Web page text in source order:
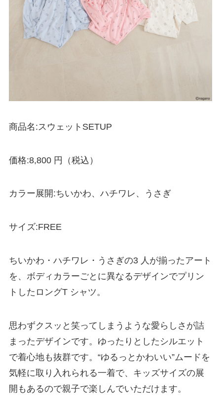
商品名:スウェットSETUP
価格:8,800 円（税込）
カラー展開:ちいかわ、ハチワレ、うさぎ
サイズ:FREE
ちいかわ・ハチワレ・うさぎの3 人が揃ったアート
を、ボディカラーごとに異なるデザインでプリン
トしたロングT シャツ。
思わずクスッと笑ってしまうような愛らしさが詰
まったデザインです。ゆったりとしたシルエット
で着心地も抜群です。“ゆるっとかわいい”ムードを
気軽に取り入れられる一着で、キッズサイズの展
開もあるので親子で楽しんでいただけます。